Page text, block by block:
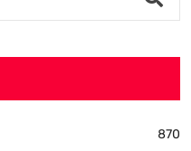
870